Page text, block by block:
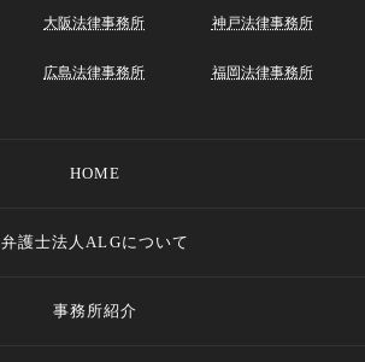
大阪法律事務所 神戸法律事務所
広島法律事務所 福岡法律事務所
HOME
弁護士法人ALGについて
事務所紹介